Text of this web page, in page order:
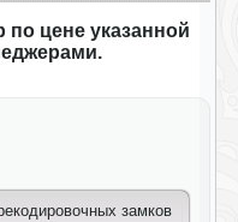
по цене указанной
замков